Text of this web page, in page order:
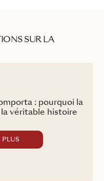
SUR LA
: pourquoi la
véritable histoire
PLUS